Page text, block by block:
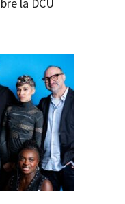
la DCU